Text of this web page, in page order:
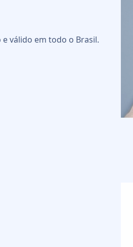
válido em todo o Brasil.